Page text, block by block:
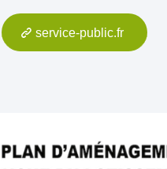
service-public.fr